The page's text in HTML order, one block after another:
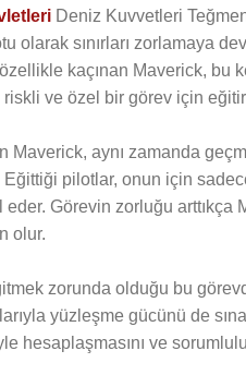
Deniz Kuvvetleri
olarak sınırları zorlamaya
kaçınan Maverick, bu
ve özel bir görev için
Maverick, aynı zamanda
pilotlar, onun için
eder. Görevin zorluğu
olur.
zorunda olduğu bu
yüzleşme gücünü de
hesaplaşmasını ve